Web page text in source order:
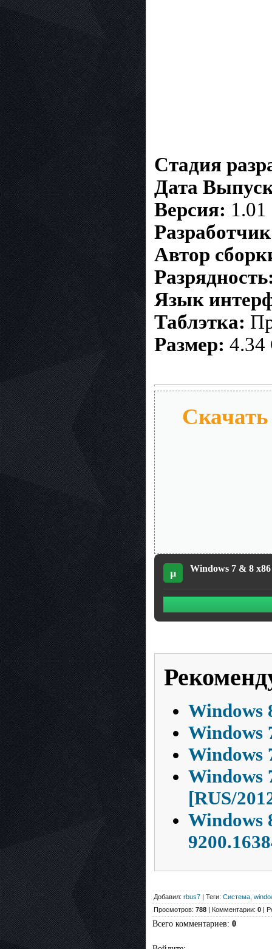
Стадия
Дата
Версия: 1.01
Разработчик
Автор
Язык
Таблэтка:
Размер: 4.34
µ Windows 7 & 8
Windows
Windows
Windows
Windows
[RUS/
Windows
Добавил: rbus7 | Теги: Система
Просмотров: 788 | Комментарии: 0 |
Всего комментариев: 0